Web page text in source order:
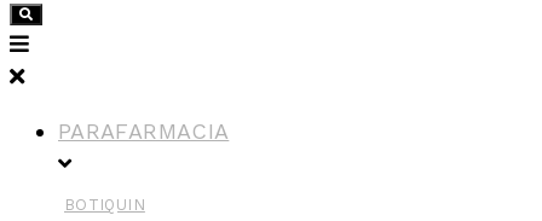
PARAFARMACIA
BOTIQUIN